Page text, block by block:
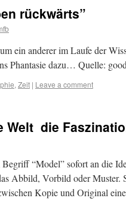
rückwärts”
ein anderer im Laufe der
Phantasie dazu… Quelle:
, Zeit | Leave a comment
 die
“Model” sofort an die
Abbild, Vorbild oder Muster.
Kopie und Original